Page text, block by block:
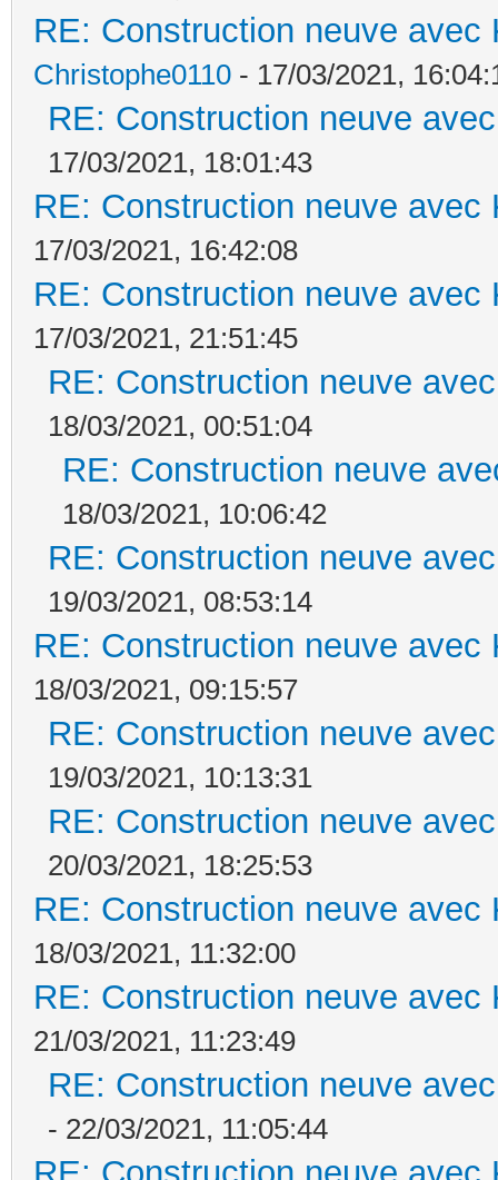
RE: Construction neuve avec
Christophe0110 - 17/03/2021,
RE: Construction neuve
17/03/2021, 18:01:43
RE: Construction neuve avec
17/03/2021, 16:42:08
RE: Construction neuve avec
17/03/2021, 21:51:45
RE: Construction neuve
18/03/2021, 00:51:04
RE: Construction neuve
18/03/2021, 10:06:42
RE: Construction neuve
19/03/2021, 08:53:14
RE: Construction neuve avec
18/03/2021, 09:15:57
RE: Construction neuve
19/03/2021, 10:13:31
RE: Construction neuve
20/03/2021, 18:25:53
RE: Construction neuve avec
18/03/2021, 11:32:00
RE: Construction neuve avec
21/03/2021, 11:23:49
RE: Construction neuve
- 22/03/2021, 11:05:44